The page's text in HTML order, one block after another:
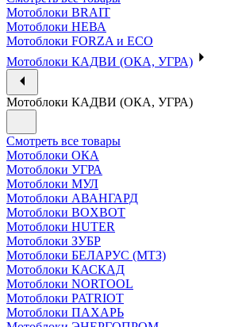
Мотоблоки BRAIT
Мотоблоки НЕВА
Мотоблоки FORZA и ECO
Мотоблоки КАДВИ (ОКА, УГРА)
Мотоблоки КАДВИ (ОКА, УГРА)
Смотреть все товары
Мотоблоки ОКА
Мотоблоки УГРА
Мотоблоки МУЛ
Мотоблоки АВАНГАРД
Мотоблоки BOXBOT
Мотоблоки HUTER
Мотоблоки ЗУБР
Мотоблоки БЕЛАРУС (МТЗ)
Мотоблоки КАСКАД
Мотоблоки NORTOOL
Мотоблоки PATRIOT
Мотоблоки ПАХАРЬ